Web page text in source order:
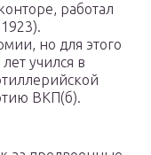
работал
но для этого
учился в
ВКП(б).